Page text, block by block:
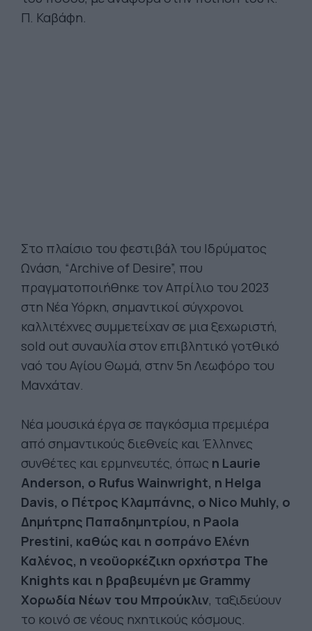
Π. Καβάφη.
Στο πλαίσιο του φεστιβάλ του Ιδρύματος
Ωνάση, “Archive of Desire”, που
πραγματοποιήθηκε τον Απρίλιο του 2023
στη Νέα Υόρκη, σημαντικοί σύγχρονοι
καλλιτέχνες συμμετείχαν σε μια ξεχωριστή,
sold out συναυλία στον επιβλητικό γοτθικό
ναό του Αγίου Θωμά, στην 5η Λεωφόρο του
Μανχάταν.
Νέα μουσικά έργα σε παγκόσμια πρεμιέρα
από σημαντικούς διεθνείς και Έλληνες
συνθέτες και ερμηνευτές, όπως η Laurie
Anderson, ο Rufus Wainwright, η Helga
Davis, ο Πέτρος Κλαμπάνης, ο Nico Muhly, ο
Δημήτρης Παπαδημητρίου, η Paola
Prestini, καθώς και η σοπράνο Ελένη
Καλένος, η νεοϋορκέζικη ορχήστρα The
Knights και η βραβευμένη με Grammy
Χορωδία Νέων του Μπρούκλιν, ταξιδεύουν
το κοινό σε νέους ηχητικούς κόσμους.